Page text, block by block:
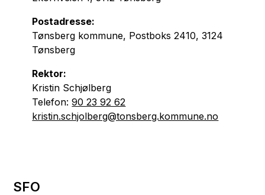
Postadresse:
Tønsberg kommune, Postboks 2410, 3124
Tønsberg
Rektor:
Kristin Schjølberg
Telefon:90 23 92 62
kristin.schjolberg@tonsberg.kommune.no
SFO